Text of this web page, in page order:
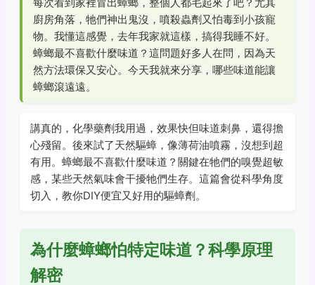
廚房角落，牠們神出鬼沒，噴殺蟲劑又怕毒到小孩寵
物。我懂這感覺，去年我家就這樣，搞得我睡不好。
蟑螂最不喜歡什麼味道？這問題好多人在問，因為天
然方法環保又安心。今天我就來分享，哪些味道能讓
蟑螂滾遠遠。
講真的，化學藥劑我用過，效果快但味道刺鼻，還得擔
心殘留。後來試了天然驅蟑，像薄荷油噴霧，沒想到超
有用。蟑螂最不喜歡什麼味道？關鍵在牠們的嗅覺超敏
感，某些天然氣味會干擾牠們生存。這篇會從科學角度
切入，教你DIY便宜又好用的驅蟑劑。
為什麼蟑螂怕特定味道？科學原理
解密